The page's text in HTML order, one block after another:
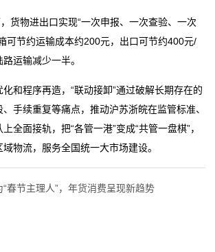
货物进出口实现“一次申报、一次查验、一次
可节约运输成本约200元，出口可节约400元/
运输减少一半。
和程序再造，“联动接卸”通过破解长期存在的
手续重复等痛点，推动沪苏浙皖在监管标准、
全面接轨，把“各管一港”变成“共管一盘棋”，
物流，服务全国统一大市场建设。
春节主理人”，年货消费呈现新趋势